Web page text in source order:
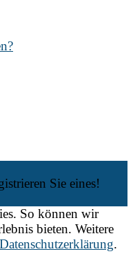
Sie eines!
So können wir
bieten. Weitere
Datenschutzerklärung.